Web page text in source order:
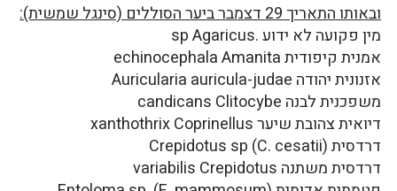
ובאותו התאריך 29 דצמבר ביער הסוללים (סינגל שמשית):
מין פקועה לא ידוע .sp Agaricus
אמנית קיפודית echinocephala Amanita
אזנונית יהודה Auricularia auricula-judae
משפכנית לבנה candicans Clitocybe
דיואית צהובת שיער xanthothrix Coprinellus
דרדסית Crepidotus sp (C. cesatii)
דרדסית משתנה variabilis Crepidotus